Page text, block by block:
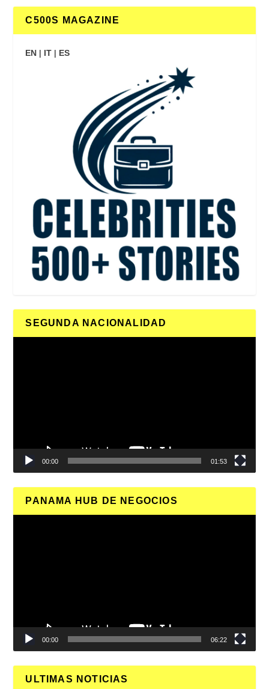
C500S MAGAZINE
EN | IT | ES
SEGUNDA NACIONALIDAD
00:00 01:53
PANAMA HUB DE NEGOCIOS
00:00 06:22
ULTIMAS NOTICIAS